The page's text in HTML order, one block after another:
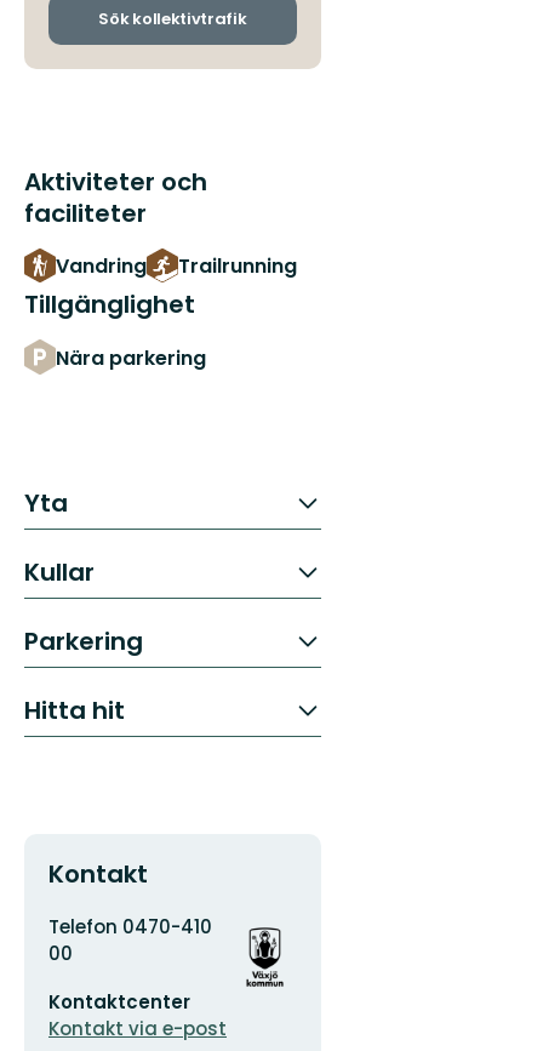
Sök kollektivtrafik
Aktiviteter och
faciliteter
Vandring Trailrunning
Tillgänglighet
Nära parkering
Yta
Kullar
Parkering
Hitta hit
Kontakt
Adress
Telefon 0470-410
00
postadress
Kontaktcenter
Kontakt via e-post
Organisationens
logotyp